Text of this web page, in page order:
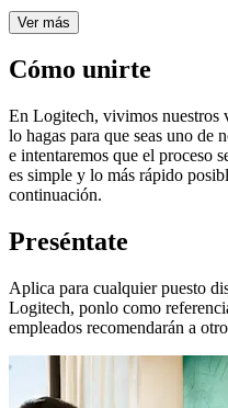
Ver más
Cómo unirte
En Logitech, vivimos nuestros
lo hagas para que seas uno de
e intentaremos que el proceso
es simple y lo más rápido
continuación.
Preséntate
Aplica para cualquier puesto
Logitech, ponlo como
empleados recomendarán a